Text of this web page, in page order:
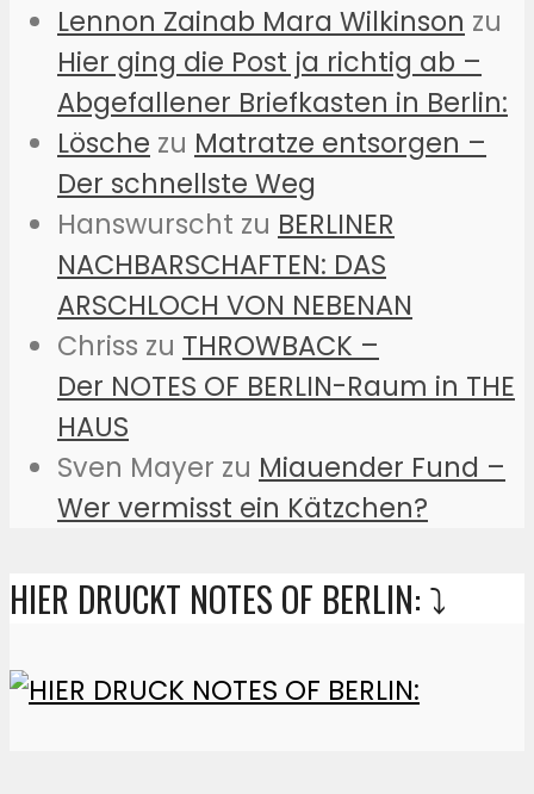
Lennon Zainab Mara Wilkinson zu
Hier ging die Post ja richtig ab –
Abgefallener Briefkasten in Berlin:
Lösche zu Matratze entsorgen –
Der schnellste Weg
Hanswurscht zu BERLINER
NACHBARSCHAFTEN: DAS
ARSCHLOCH VON NEBENAN
Chriss zu THROWBACK –
Der NOTES OF BERLIN-Raum in THE
HAUS
Sven Mayer zu Miauender Fund –
Wer vermisst ein Kätzchen?
HIER DRUCKT NOTES OF BERLIN: ⤵️